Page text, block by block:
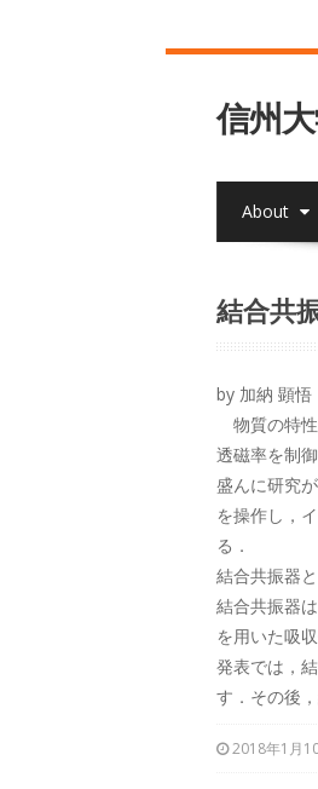
信州
About
結合共
by 加納 顕
物質の特
透磁率を制
盛んに研究
を操作し，
る．
結合共振器
結合共振器
を用いた吸
発表では，
す．その後
2018年1月